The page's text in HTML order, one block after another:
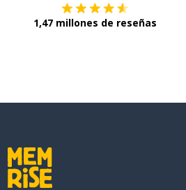
1,47 millones de reseñas